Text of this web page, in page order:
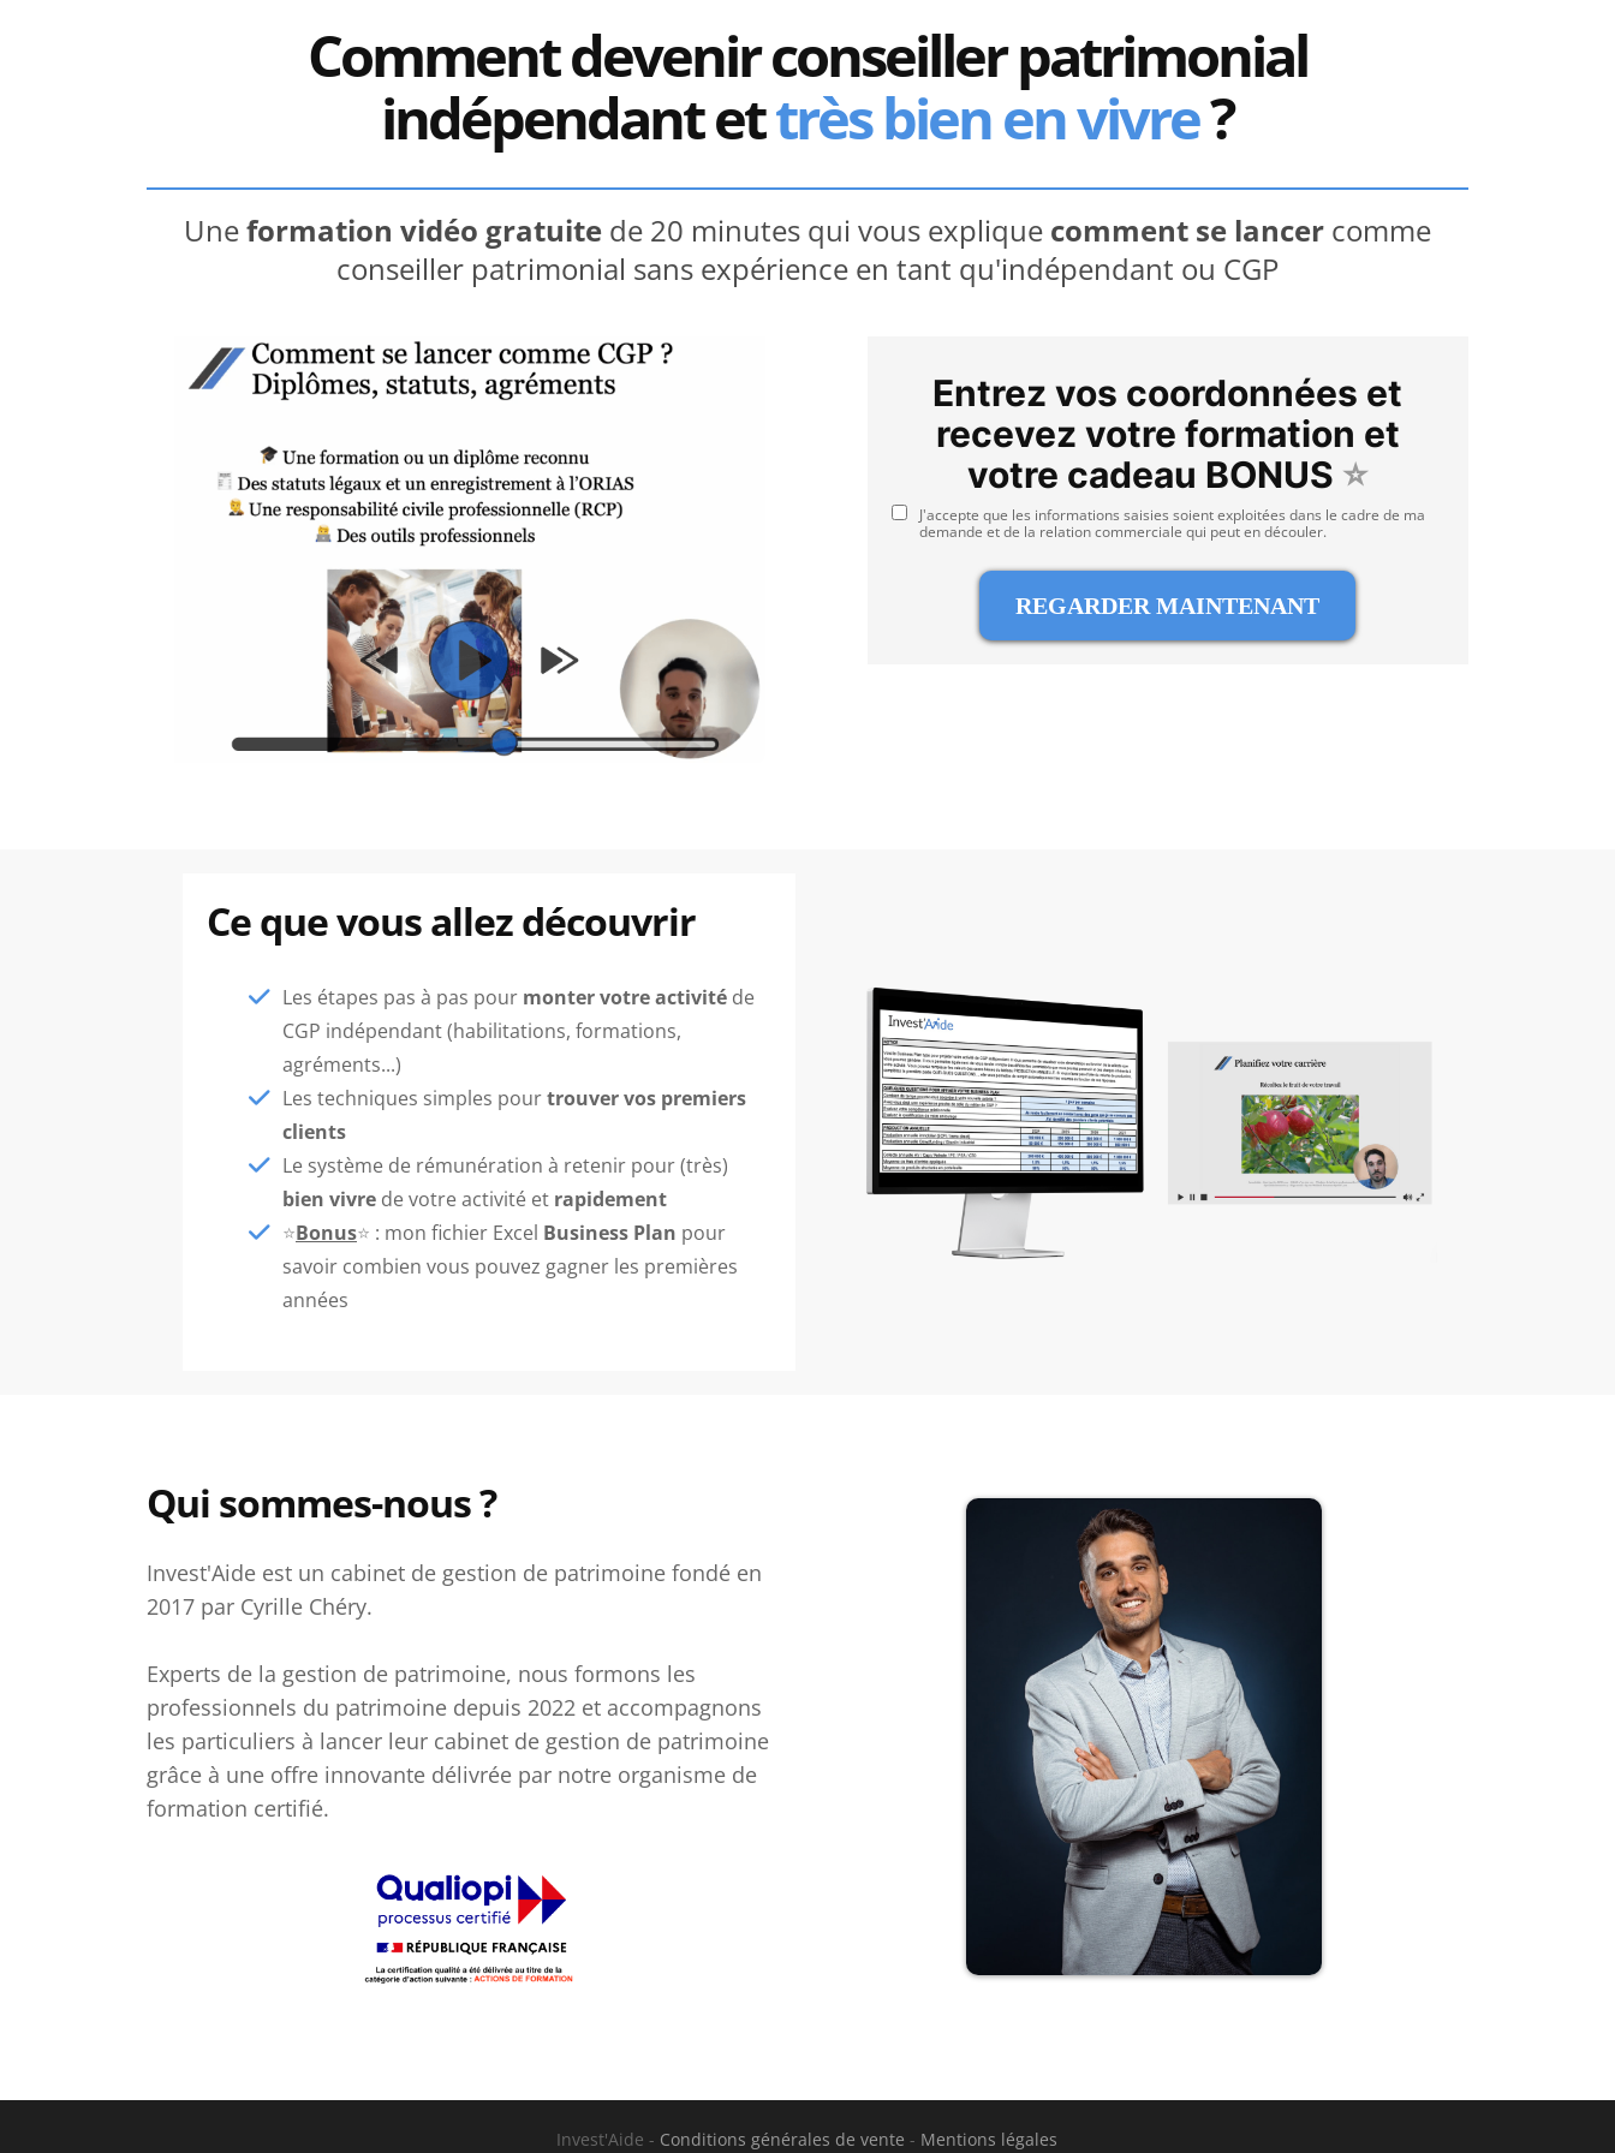
Comment devenir conseiller patrimonial
indépendant ettrès bien en vivre?
Uneformation vidéo gratuitede 20 minutes qui vous explique comment se lancercomme
conseiller patrimonial sans expérience en tant qu'indépendant ou CGP
Entrez vos coordonnées et
recevez votre formation et
votre cadeau BONUS ⭐
J'accepte que les informations saisies soient exploitées dans le cadre de ma
demande et de la relation commerciale qui peut en découler.
REGARDER MAINTENANT
Ce que vous allez découvrir
Les étapes pas à pas pour monter votre activité de
CGP indépendant (habilitations, formations,
agréments...)
Les techniques simples pourtrouver vos premiers
clients
Le système de rémunération à retenir pour (très)
bien vivre de votre activité et rapidement
⭐Bonus⭐ : mon fichier Excel Business Plan pour
savoir combien vous pouvez gagner les premières
années
Qui sommes-nous ?
Invest'Aide est un cabinet de gestion de patrimoine fondé en
2017 par Cyrille Chéry.
Experts de la gestion de patrimoine, nous formons les
professionnels du patrimoine depuis 2022 et accompagnons
les particuliers à lancer leur cabinet de gestion de patrimoine
grâce à une offre innovante délivrée par notre organisme de
formation certifié.
Invest'Aide - Conditions générales de vente - Mentions légales